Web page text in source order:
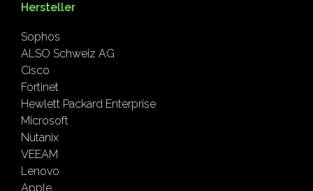
Hersteller
Sophos
ALSO Schweiz AG
Cisco
Fortinet
Hewlett Packard Enterprise
Microsoft
Nutanix
VEEAM
Lenovo
Apple